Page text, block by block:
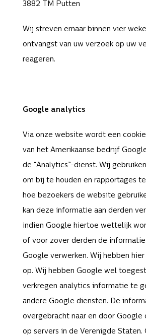
3882 TM Putten
Wij streven ernaar binnen vier
ontvangst van uw verzoek op uw
reageren.
Google analytics
Via onze website wordt een
van het Amerikaanse bedrijf
de “Analytics”-dienst. Wij
om bij te houden en rapportages
hoe bezoekers de website
kan deze informatie aan derden
indien Google hiertoe wettelijk
of voor zover derden de informatie
Google verwerken. Wij hebben
op. Wij hebben Google wel
verkregen analytics informatie te
andere Google diensten. De
overgebracht naar en door Google
op servers in de Verenigde